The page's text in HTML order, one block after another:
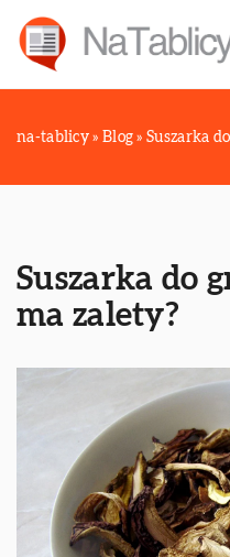
na-tablicy » Blog »Suszarka
Suszarka do
ma zalety?